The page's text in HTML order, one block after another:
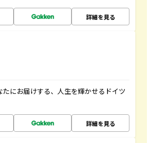
詳細を見る
にお届けする、人生を輝かせるドイツ
詳細を見る